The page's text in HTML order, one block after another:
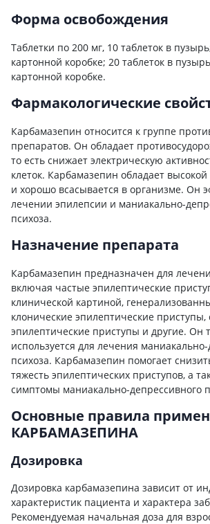
Форма освобождения
Таблетки по 200 мг, 10 таблеток в
картонной коробке; 20 таблеток в
картонной коробке.
Фармакологические
Карбамазепин относится к группе
препаратов. Он обладает
то есть снижает электрическую
клеток. Карбамазепин обладает
и хорошо всасывается в организме. Он
лечении эпилепсии и маниакально-
психоза.
Назначение препарата
Карбамазепин предназначен для
включая частые эпилептические
клинической картиной,
клонические эпилептические
эпилептические приступы и другие. Он
используется для лечения
психоза. Карбамазепин помогает
тяжесть эпилептических приступов, а
симптомы маниакально-депрессивного
Основные правила
КАРБАМАЗЕПИНА
Дозировка
Дозировка карбамазепина зависит от
характеристик пациента и характера
Рекомендуемая начальная доза для